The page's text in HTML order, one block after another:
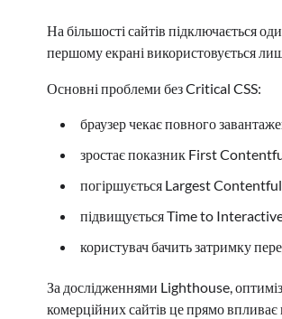
На більшості сайтів підключається
першому екрані використовується
Основні проблеми без Critical CSS:
браузер чекає повного
зростає показник First
погіршується Largest
підвищується Time to
користувач бачить затримку
За дослідженнями Lighthouse,
комерційних сайтів це прямо впливає